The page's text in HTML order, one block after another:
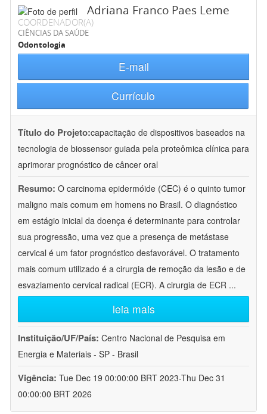
Adriana Franco Paes Leme
COORDENADOR(A)
CIÊNCIAS DA SAÚDE
Odontologia
E-mail
Currículo
Título do Projeto:capacitação de dispositivos baseados na
tecnologia de biossensor guiada pela proteômica clínica para
aprimorar prognóstico de câncer oral
Resumo: O carcinoma epidermóide (CEC) é o quinto tumor
maligno mais comum em homens no Brasil. O diagnóstico
em estágio inicial da doença é determinante para controlar
sua progressão, uma vez que a presença de metástase
cervical é um fator prognóstico desfavorável. O tratamento
mais comum utilizado é a cirurgia de remoção da lesão e de
esvaziamento cervical radical (ECR). A cirurgia de ECR ...
leia mais
Instituição/UF/País: Centro Nacional de Pesquisa em
Energia e Materiais - SP - Brasil
Vigência: Tue Dec 19 00:00:00 BRT 2023-Thu Dec 31
00:00:00 BRT 2026